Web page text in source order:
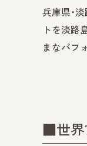
兵庫県・
トを淡路
まなパフ
■世界